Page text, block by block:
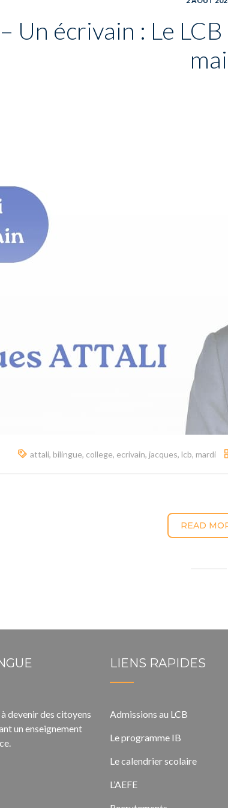
Un écrivain : Le
mai
attali, bilingue, college, ecrivain, jacques, lcb, mardi
READ
devenir des citoyens
un enseignement
LIENS RAPIDES
Admissions au LCB
Le programme IB
Le calendrier scolaire
L’AEFE